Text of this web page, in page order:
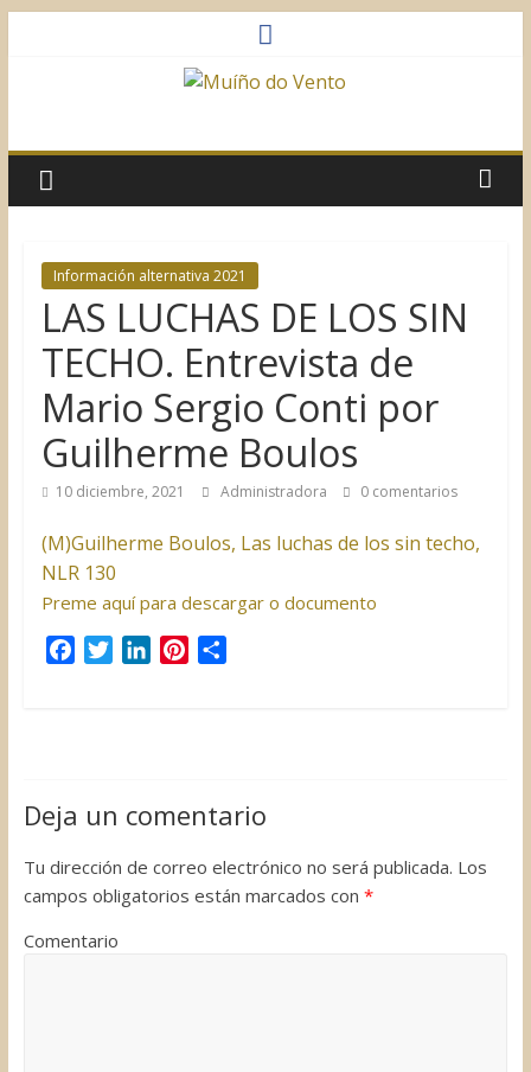
do
Vento
Asociación
Sociocultural
Información alternativa 2021
LAS LUCHAS DE LOS SIN
TECHO. Entrevista de
Mario Sergio Conti por
Guilherme Boulos
10 diciembre, 2021 Administradora 0 comentarios
(M)Guilherme Boulos, Las luchas de los sin techo,
NLR 130
Preme aquí para descargar o documento
o
r
I
e
t
t
r
Deja un comentario
Tu dirección de correo electrónico no será publicada. Los
campos obligatorios están marcados con *
Comentario